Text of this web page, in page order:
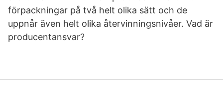
förpackningar på två helt olika sätt och de
uppnår även helt olika återvinningsnivåer. Vad är
producentansvar?